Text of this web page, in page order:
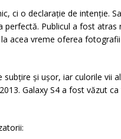
ci o declarație de intenție.
Publicul a fost atras
acea vreme oferea
și ușor, iar culorile vii
Galaxy S4 a fost văzut